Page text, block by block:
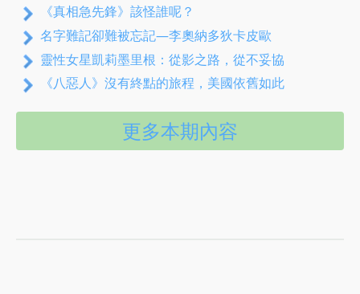
《真相急先鋒》該怪誰呢？
名字難記卻難被忘記—李奧納多狄卡皮歐
靈性女星凱莉墨里根：從影之路，從不妥協
《八惡人》沒有終點的旅程，美國依舊如此
更多本期內容